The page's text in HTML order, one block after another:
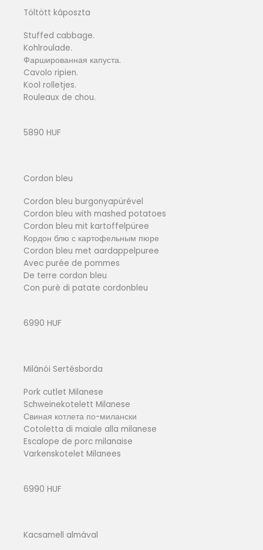
Töltött káposzta
Stuffed cabbage.
Kohlroulade.
Фаршированная капуста.
Cavolo ripien.
Kool rolletjes.
Rouleaux de chou.
5890 HUF
Cordon bleu
Cordon bleu burgonyapürével
Cordon bleu with mashed potatoes
Cordon bleu mit kartoffelpüree
Кордон блю с картофельным пюре
Cordon bleu met aardappelpuree
Avec purée de pommes
De terre cordon bleu
Con purè di patate cordonbleu
6990 HUF
Milánói Sertésborda
Pork cutlet Milanese
Schweinekotelett Milanese
Свиная котлета по-милански
Cotoletta di maiale alla milanese
Escalope de porc milanaise
Varkenskotelet Milanees
6990 HUF
Kacsamell almával